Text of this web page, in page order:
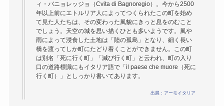
ィ・バニョレッジョ（Cvita di Bagnoregio）。今から2500
年以上前にエトルリア人によってつくられたこの町を始め
て見た人たちは、その変わった風貌にきっと息をのむこと
でしょう。天空の城を思い描くひとも多いようです。風や
雨によって浸食した土地は「陸の孤島」となり、細く長い
橋を渡ってしか町にたどり着くことができません。この町
は別名「死に行く町」「滅び行く町」と云われ、町の入り
口の道路標識にもイタリア語で「il paese che muore（死に
行く町）」としっかり書いてあります。
出展：アーモイタリア